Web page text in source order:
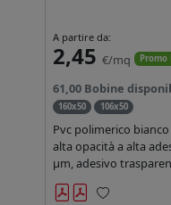
A partire da:
2,45 €/mq Promo
61,00 Bobine
160x50 106x50
Pvc polimerico
alta opacità a alta
µm, adesivo
acrilico hotmelt
durata 5-7 anni liner